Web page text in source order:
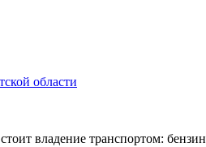
области
владение транспортом: